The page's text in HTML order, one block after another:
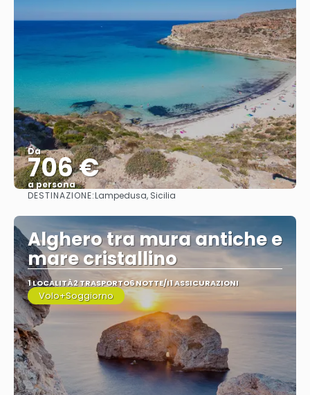
Da
706 €
a persona
Vedere
DESTINAZIONE:Lampedusa, Sicilia
Alghero tra mura antiche e
mare cristallino
1 LOCALITÀ2 TRASPORTO6 NOTTE/I1 ASSICURAZIONI
Volo+Soggiorno